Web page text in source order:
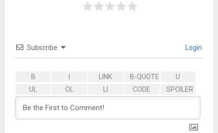
Subscribe Login